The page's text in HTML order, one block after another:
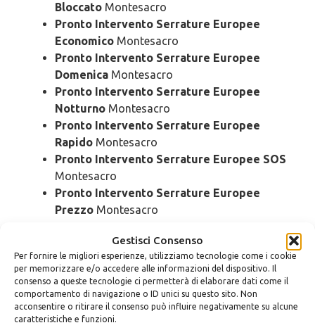
Gestisci Consenso
Per fornire le migliori esperienze, utilizziamo tecnologie come i cookie
per memorizzare e/o accedere alle informazioni del dispositivo. Il
consenso a queste tecnologie ci permetterà di elaborare dati come il
comportamento di navigazione o ID unici su questo sito. Non
acconsentire o ritirare il consenso può influire negativamente su alcune
caratteristiche e funzioni.
Bloccato Montesacro
Pronto Intervento Serrature Europee
Economico Montesacro
Pronto Intervento Serrature Europee
Domenica Montesacro
Pronto Intervento Serrature Europee
Notturno Montesacro
Pronto Intervento Serrature Europee
Rapido Montesacro
Pronto Intervento Serrature Europee SOS
Montesacro
Pronto Intervento Serrature Europee
Prezzo Montesacro
Montesacro
CambioSerrature Europee
Montesacro